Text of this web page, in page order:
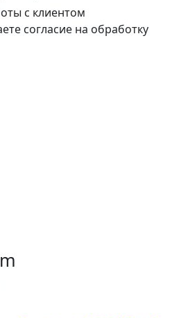
с клиентом
согласие на обработку